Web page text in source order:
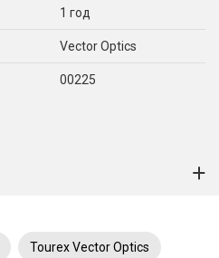
1 год
Vector Optics
00225
Tourex Vector Optics